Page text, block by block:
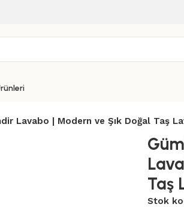
Lavabo | Modern ve Şık Doğal Taş
Taş
Stok